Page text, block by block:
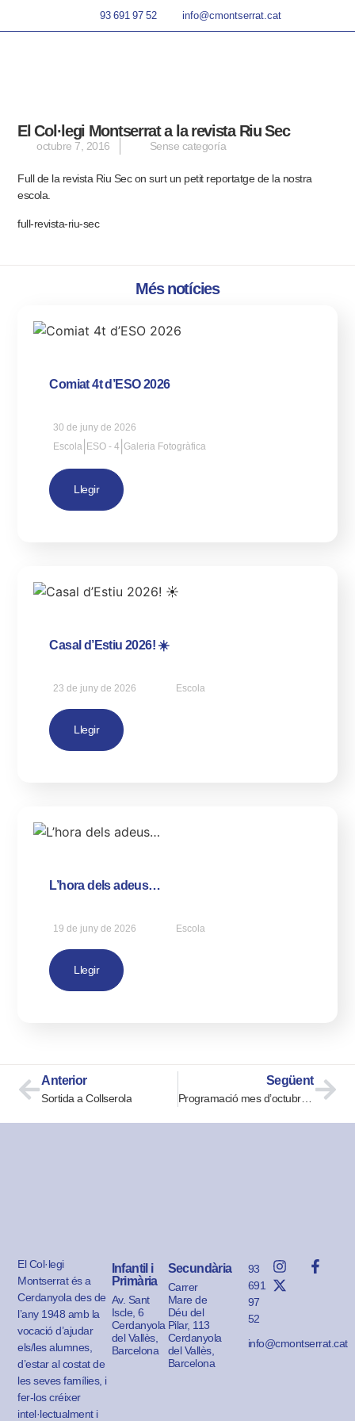
93 691 97 52 info@cmontserrat.cat
El Col·legi Montserrat a la revista Riu Sec
octubre 7, 2016 Sense categoría
Full de la revista Riu Sec on surt un petit reportatge de la nostra
escola.
full-revista-riu-sec
Més notícies
Comiat 4t d’ESO 2026
30 de juny de 2026
Escola ESO - 4 |Galeria Fotogràfica
Llegir
Casal d’Estiu 2026! ☀️
23 de juny de 2026 Escola
Llegir
L’hora dels adeus…
19 de juny de 2026 Escola
Llegir
Anterior
Sortida a Collserola
Següent
Programació mes d’octubre P3
El Col·legi
Montserrat és a
Cerdanyola des de
l’any 1948 amb la
vocació d’ajudar
els/les alumnes,
d’estar al costat de
les seves famílies, i
fer-los créixer
intel·lectualment i
Infantil i
Primària
Av. Sant
Iscle, 6
Cerdanyola
del Vallès,
Barcelona
Secundària
Carrer
Mare de
Déu del
Pilar, 113
Cerdanyola
del Vallès,
Barcelona
93
691
97
52
info@cmontserrat.cat